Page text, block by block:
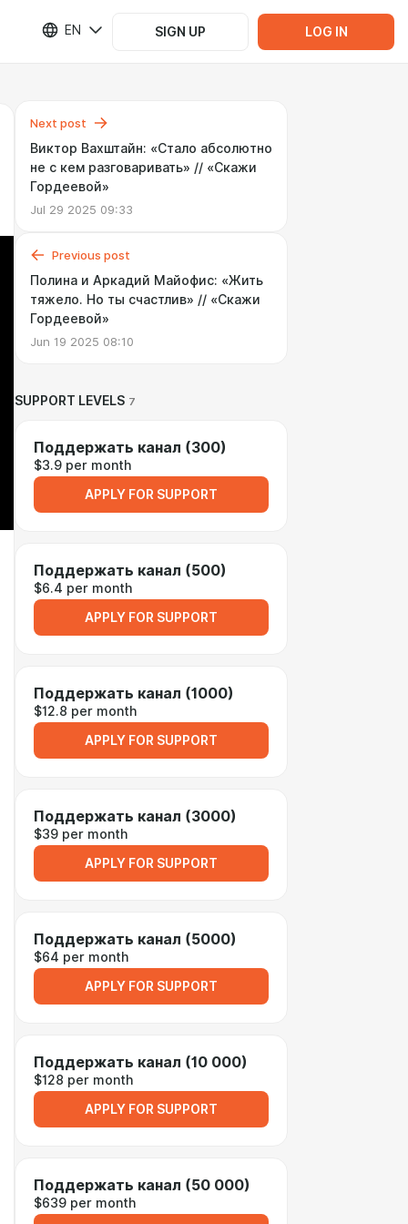
EN SIGN UP LOG IN
Next post
Виктор Вахштайн: «Стало абсолютно
не с кем разговаривать» // «Скажи
Гордеевой»
Jul 29 2025 09:33
Previous post
Полина и Аркадий Майофис: «Жить
тяжело. Но ты счастлив» // «Скажи
Гордеевой»
Jun 19 2025 08:10
SUPPORT LEVELS 7
Поддержать канал (300)
$3.9 per month
APPLY FOR SUPPORT
Поддержать канал (500)
$6.4 per month
APPLY FOR SUPPORT
Поддержать канал (1000)
$12.8 per month
APPLY FOR SUPPORT
Поддержать канал (3000)
$39 per month
APPLY FOR SUPPORT
Поддержать канал (5000)
$64 per month
APPLY FOR SUPPORT
Поддержать канал (10 000)
$128 per month
APPLY FOR SUPPORT
Поддержать канал (50 000)
$639 per month